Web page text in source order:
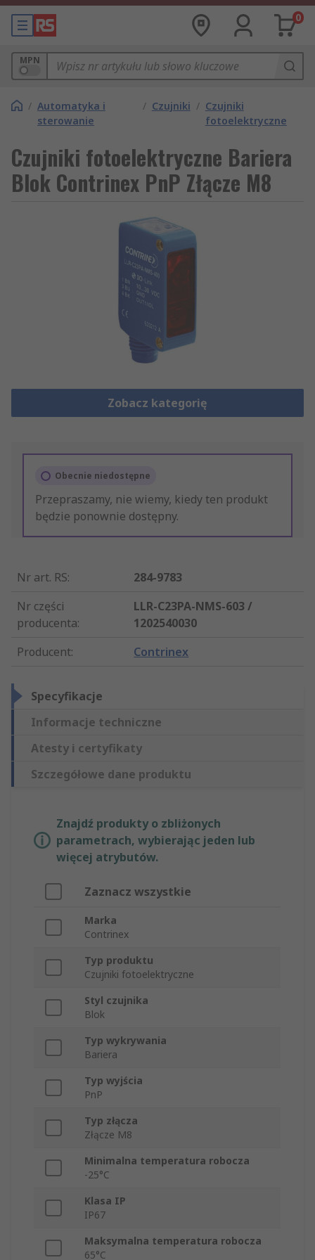
0
MPN
/ Automatyka i
sterowanie
/ Czujniki / Czujniki
fotoelektryczne
Czujniki fotoelektryczne Bariera
Blok Contrinex PnP Złącze M8
Zobacz kategorię
Obecnie niedostępne
Przepraszamy, nie wiemy, kiedy ten produkt
będzie ponownie dostępny.
Nr art. RS:
284-9783
Nr części
producenta:
LLR-C23PA-NMS-603 /
1202540030
Producent: Contrinex
Specyfikacje
Informacje techniczne
Atesty i certyfikaty
Szczegółowe dane produktu
Znajdź produkty o zbliżonych
parametrach, wybierając jeden lub
więcej atrybutów.
Zaznacz wszystkie
Marka
Contrinex
Typ produktu
Czujniki fotoelektryczne
Styl czujnika
Blok
Typ wykrywania
Bariera
Typ wyjścia
PnP
Typ złącza
Złącze M8
Minimalna temperatura robocza
-25°C
Klasa IP
IP67
Maksymalna temperatura robocza
65°C